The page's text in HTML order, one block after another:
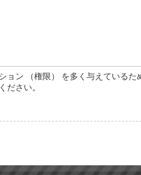
ン （権限） を多く与えている
ださい。